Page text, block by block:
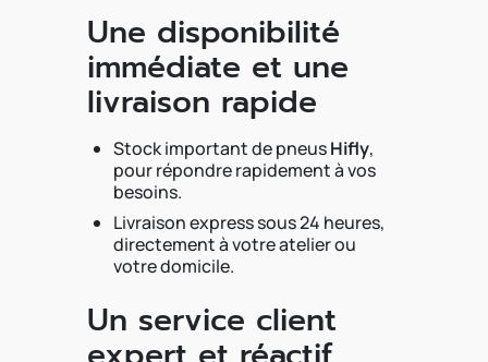
Une disponibilité
immédiate et une
livraison rapide
Stock important de pneusHifly,
pour répondre rapidement à vos
besoins.
Livraison express sous 24 heures,
directement à votre atelier ou
votre domicile.
Un service client